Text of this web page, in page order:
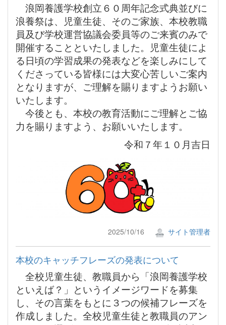
浪岡養護学校創立６０周年記念式典並びに
浪養祭は、児童生徒、そのご家族、本校教職
員及び学校運営協議会委員等のご来賓のみで
開催することといたしました。児童生徒によ
る日頃の学習成果の発表などを楽しみにして
くださっている皆様には大変心苦しいご案内
となりますが、ご理解を賜りますようお願い
いたします。
今後とも、本校の教育活動にご理解とご協
力を賜りますよう、お願いいたします。
令和７年１０月吉日
2025/10/16 サイト管理者
本校のキャッチフレーズの発表について
全校児童生徒、教職員から「浪岡養護学校
といえば？」というイメージワードを募集
し、その言葉をもとに３つの候補フレーズを
作成しました。全校児童生徒と教職員のアン